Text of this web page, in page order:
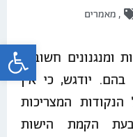
, מאמרים
ומנגנונים חשובים
יודגש, כי אין
המצריכות
הקמת הישות